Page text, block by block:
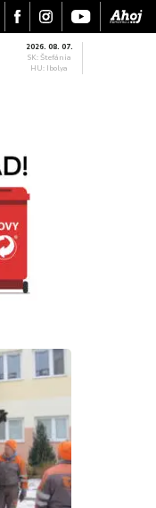
2026. 08. 07.
SK: Štefánia
HU: Ibolya